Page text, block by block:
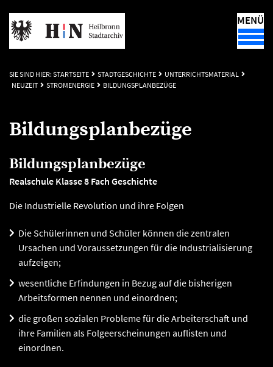
MENÜ
SIE SIND HIER: STARTSEITE STADTGESCHICHTE
UNTERRICHTSMATERIAL
NEUZEIT
STROMENERGIE BILDUNGSPLANBEZÜGE
Bildungsplanbezüge
Bildungsplanbezüge
Realschule Klasse 8 Fach Geschichte
Die Industrielle Revolution und ihre Folgen
Die Schülerinnen und Schüler können die zentralen
Ursachen und Voraussetzungen für die Industrialisierung
aufzeigen;
wesentliche Erfindungen in Bezug auf die bisherigen
Arbeitsformen nennen und einordnen;
die großen sozialen Probleme für die Arbeiterschaft und
ihre Familien als Folgeerscheinungen auflisten und
einordnen.